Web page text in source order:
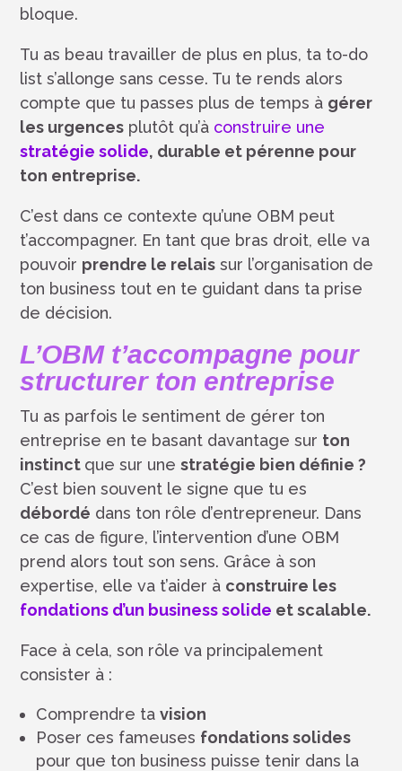
bloque.
Tu as beau travailler de plus en plus, ta to-do
list s’allonge sans cesse. Tu te rends alors
compte que tu passes plus de temps à gérer
les urgences plutôt qu’à construire une
stratégie solide, durable et pérenne pour
ton entreprise.
C’est dans ce contexte qu’une OBM peut
t’accompagner. En tant que bras droit, elle va
pouvoir prendre le relais sur l’organisation de
ton business tout en te guidant dans ta prise
de décision.
L’OBM t’accompagne pour
structurer ton entreprise
Tu as parfois le sentiment de gérer ton
entreprise en te basant davantage sur ton
instinct que sur unestratégie bien définie ?
C’est bien souvent le signe que tu es
débordé dans ton rôle d’entrepreneur. Dans
ce cas de figure, l’intervention d’une OBM
prend alors tout son sens. Grâce à son
expertise, elle va t’aider à construire les
fondations d’un business solide et scalable.
Face à cela, son rôle va principalement
consister à :
Comprendre tavision
Poser ces fameuses fondations solides
pour que ton business puisse tenir dans la